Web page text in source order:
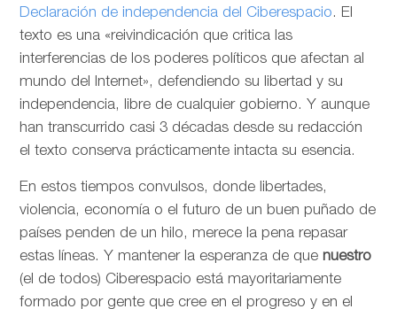
Declaración de independencia del Ciberespacio. El
texto es una «reivindicación que critica las
interferencias de los poderes políticos que afectan al
mundo del Internet», defendiendo su libertad y su
independencia, libre de cualquier gobierno. Y aunque
han transcurrido casi 3 décadas desde su redacción
el texto conserva prácticamente intacta su esencia.
En estos tiempos convulsos, donde libertades,
violencia, economía o el futuro de un buen puñado de
países penden de un hilo, merece la pena repasar
estas líneas. Y mantener la esperanza de que nuestro
(el de todos) Ciberespacio está mayoritariamente
formado por gente que cree en el progreso y en el